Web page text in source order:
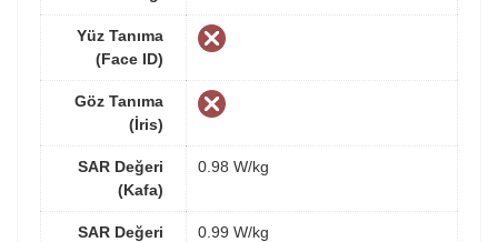
Yüz Tanıma
(Face ID)
Göz Tanıma
(İris)
SAR Değeri
(Kafa)
0.98 W/kg
SAR Değeri
0.99 W/kg